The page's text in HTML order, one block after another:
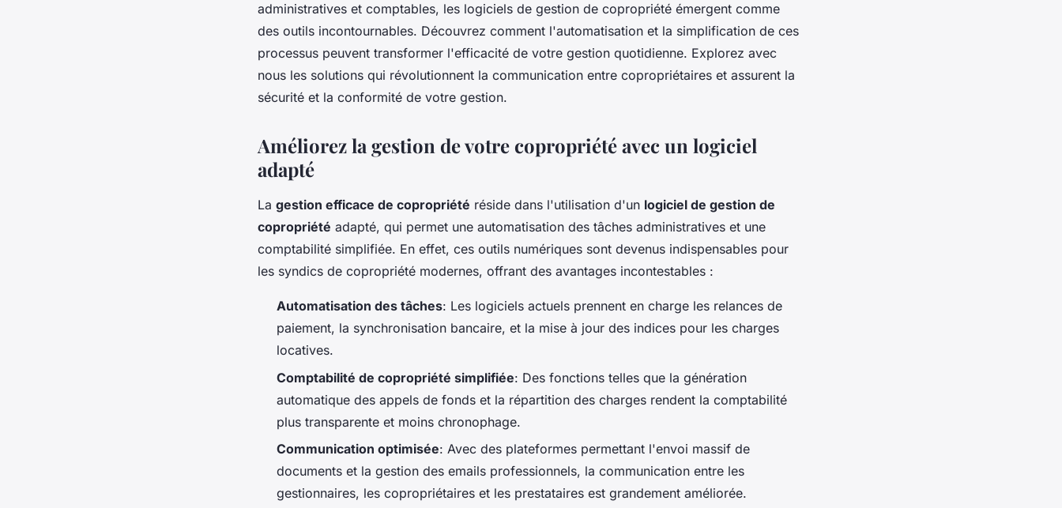
administratives et comptables, les logiciels de gestion de copropriété émergent comme
des outils incontournables. Découvrez comment l'automatisation et la simplification de ces
processus peuvent transformer l'efficacité de votre gestion quotidienne. Explorez avec
nous les solutions qui révolutionnent la communication entre copropriétaires et assurent la
sécurité et la conformité de votre gestion.
Améliorez la gestion de votre copropriété avec un logiciel
adapté
La gestion efficace de copropriété réside dans l'utilisation d'un logiciel de gestion de
copropriété adapté, qui permet une automatisation des tâches administratives et une
comptabilité simplifiée. En effet, ces outils numériques sont devenus indispensables pour
les syndics de copropriété modernes, offrant des avantages incontestables :
Automatisation des tâches: Les logiciels actuels prennent en charge les relances de
paiement, la synchronisation bancaire, et la mise à jour des indices pour les charges
locatives.
Comptabilité de copropriété simplifiée: Des fonctions telles que la génération
automatique des appels de fonds et la répartition des charges rendent la comptabilité
plus transparente et moins chronophage.
Communication optimisée: Avec des plateformes permettant l'envoi massif de
documents et la gestion des emails professionnels, la communication entre les
gestionnaires, les copropriétaires et les prestataires est grandement améliorée.